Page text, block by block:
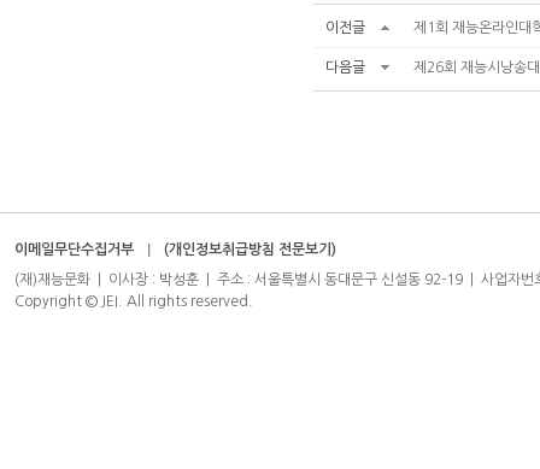
이전글 제1회 재능온라인대
다음글 제26회 재능시낭송
이메일무단수집거부 (개인정보취급방침 전문보기)
(재)재능문화 | 이사장 : 박성훈 | 주소 : 서울특별시 동대문구 신설동 92-19 | 사
Copyright © JEI. All rights reserved.